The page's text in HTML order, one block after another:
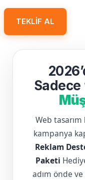
TEKLIF AL
Sadece
Web
kampanya
Reklam
Paketi
adım önde